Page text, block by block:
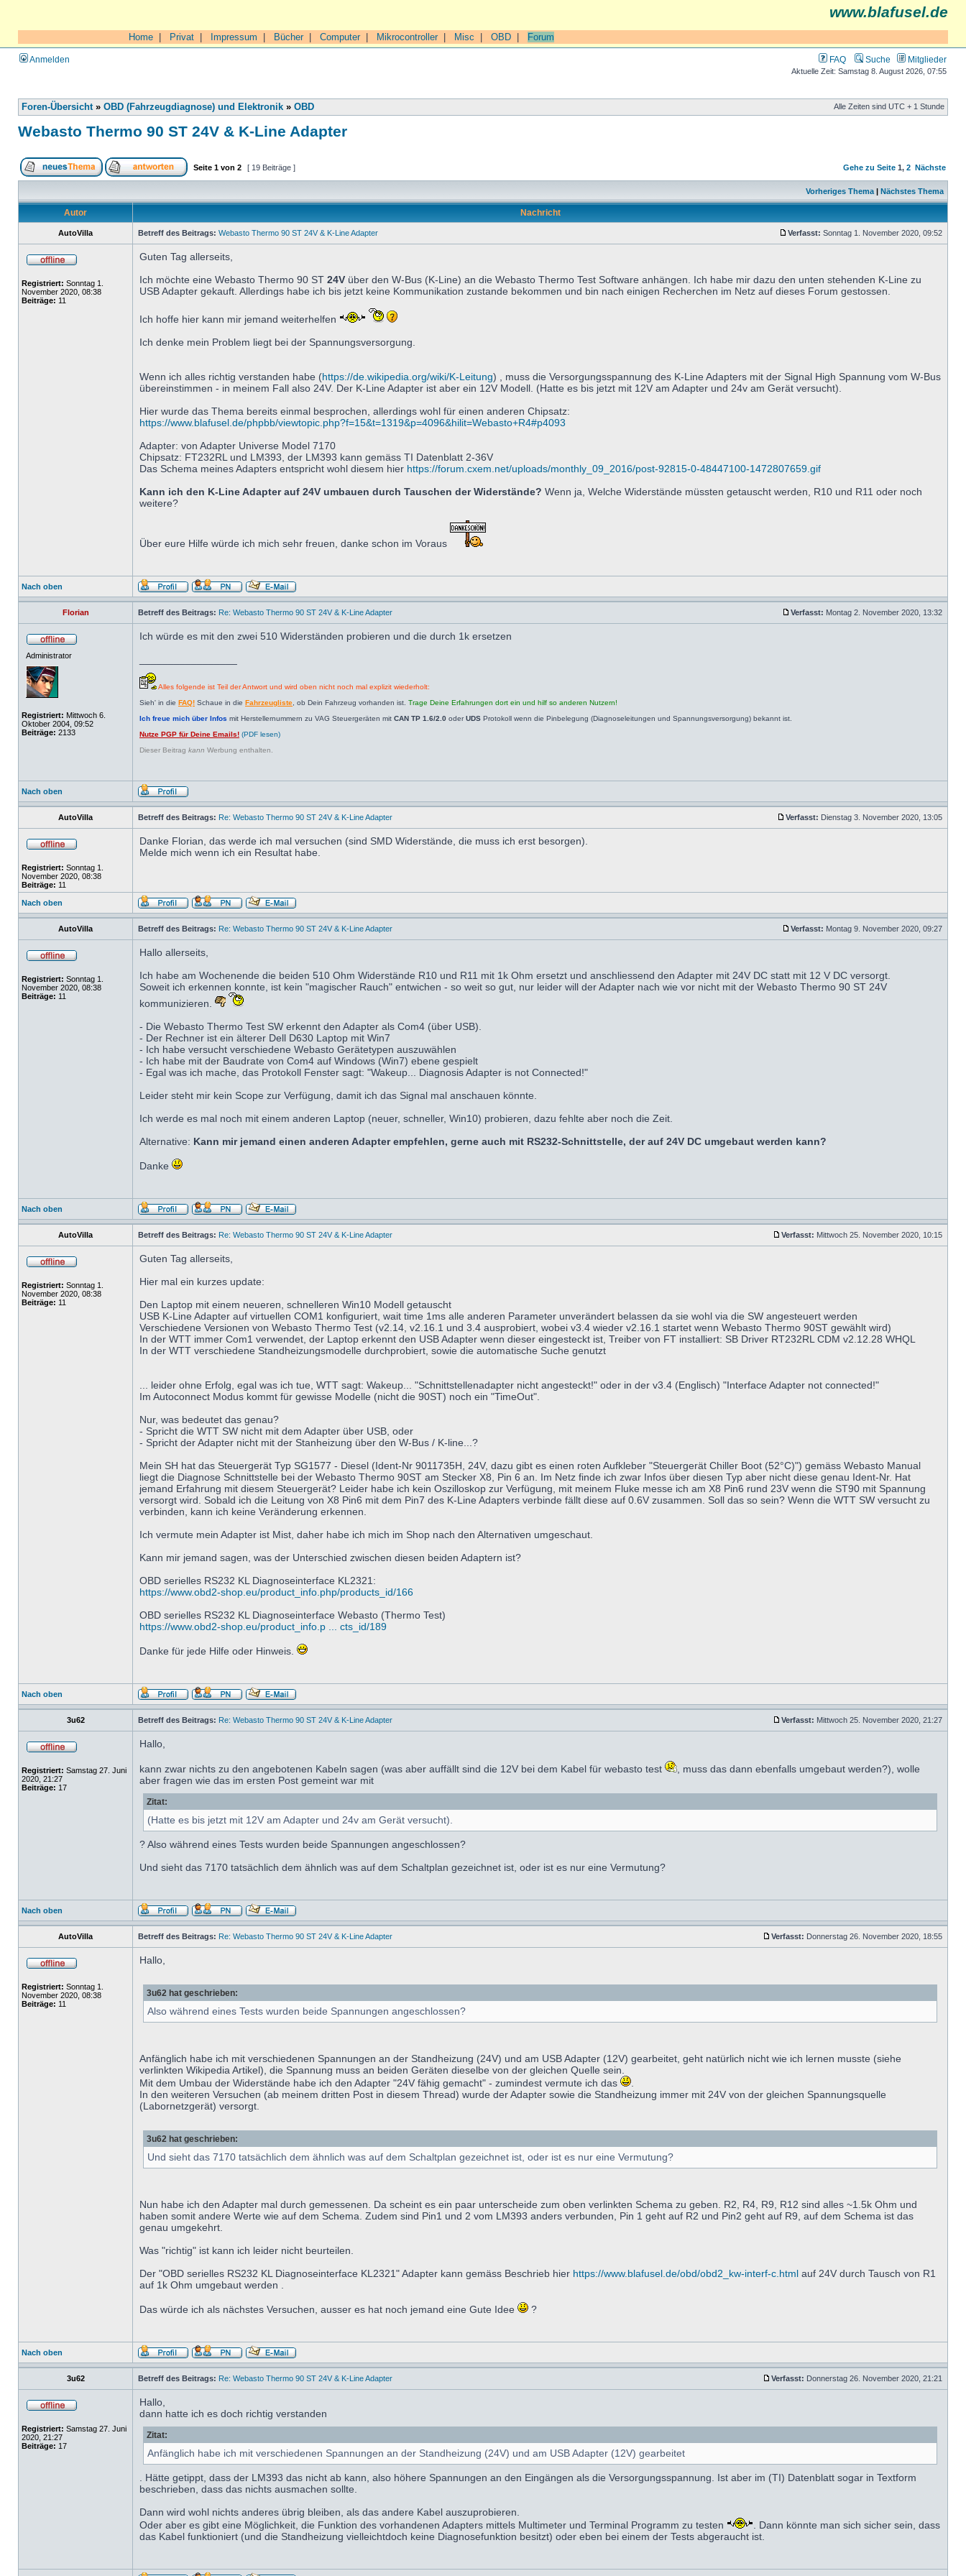
www.blafusel.de
Home Privat Impressum Bücher| Computer| Mikrocontroller| Misc OBD Forum
Anmelden FAQ Suche Mitglieder
Aktuelle Zeit: Samstag 8. August 2026, 07:55
Foren-Übersicht» OBD (Fahrzeugdiagnose) und Elektronik » OBD Alle Zeiten sind UTC + 1 Stunde
Webasto Thermo 90 ST 24V & K-Line Adapter
Seite 1 von 2 [ 19 Beiträge ] Gehe zu Seite 1, 2 Nächste
Vorheriges Thema | Nächstes Thema
Autor Nachricht
AutoVilla Betreff des Beitrags: Webasto Thermo 90 ST 24V & K-Line Adapter Verfasst: Sonntag 1. November 2020, 09:52
Registriert: Sonntag 1.
November 2020, 08:38
Beiträge: 11
Guten Tag allerseits,
Ich möchte eine Webasto Thermo 90 ST 24V über den W-Bus (K-Line) an die Webasto Thermo Test Software anhängen. Ich habe mir dazu den unten stehenden K-Line zu
USB Adapter gekauft. Allerdings habe ich bis jetzt keine Kommunikation zustande bekommen und bin nach einigen Recherchen im Netz auf dieses Forum gestossen.
Ich hoffe hier kann mir jemand weiterhelfen
Ich denke mein Problem liegt bei der Spannungsversorgung.
Wenn ich alles richtig verstanden habe (https://de.wikipedia.org/wiki/K-Leitung) , muss die Versorgungsspannung des K-Line Adapters mit der Signal High Spannung vom W-Bus
übereinstimmen - in meinem Fall also 24V. Der K-Line Adapter ist aber ein 12V Modell. (Hatte es bis jetzt mit 12V am Adapter und 24v am Gerät versucht).
Hier wurde das Thema bereits einmal besprochen, allerdings wohl für einen anderen Chipsatz:
https://www.blafusel.de/phpbb/viewtopic.php?f=15&t=1319&p=4096&hilit=Webasto+R4#p4093
Adapter: von Adapter Universe Model 7170
Chipsatz: FT232RL und LM393, der LM393 kann gemäss TI Datenblatt 2-36V
Das Schema meines Adapters entspricht wohl diesem hier https://forum.cxem.net/uploads/monthly_09_2016/post-92815-0-48447100-1472807659.gif
Kann ich den K-Line Adapter auf 24V umbauen durch Tauschen der Widerstände? Wenn ja, Welche Widerstände müssten getauscht werden, R10 und R11 oder noch
weitere?
Über eure Hilfe würde ich mich sehr freuen, danke schon im Voraus
Nach oben
Florian Betreff des Beitrags: Re: Webasto Thermo 90 ST 24V & K-Line Adapter Verfasst: Montag 2. November 2020, 13:32
Administrator
Registriert: Mittwoch 6.
Oktober 2004, 09:52
Beiträge: 2133
Ich würde es mit den zwei 510 Widerständen probieren und die durch 1k ersetzen
Alles folgende ist Teil der Antwort und wird oben nicht noch mal explizit wiederholt:
Sieh' in die FAQ! Schaue in die Fahrzeugliste , ob Dein Fahrzeug vorhanden ist. Trage Deine Erfahrungen dort ein und hilf so anderen Nutzern!
Ich freue mich über Infos mit Herstellernummern zu VAG Steuergeräten mit CAN TP 1.6/2.0 oderUDS Protokoll wenn die Pinbelegung (Diagnoseleitungen und Spannungsversorgung) bekannt ist.
Nutze PGP für Deine Emails! (PDF lesen)
Dieser Beitrag kann Werbung enthalten.
Nach oben
AutoVilla Betreff des Beitrags: Re: Webasto Thermo 90 ST 24V & K-Line Adapter Verfasst: Dienstag 3. November 2020, 13:05
Registriert: Sonntag 1.
November 2020, 08:38
Beiträge: 11
Danke Florian, das werde ich mal versuchen (sind SMD Widerstände, die muss ich erst besorgen).
Melde mich wenn ich ein Resultat habe.
Nach oben
AutoVilla Betreff des Beitrags: Re: Webasto Thermo 90 ST 24V & K-Line Adapter Verfasst: Montag 9. November 2020, 09:27
Registriert: Sonntag 1.
November 2020, 08:38
Beiträge: 11
Hallo allerseits,
Ich habe am Wochenende die beiden 510 Ohm Widerstände R10 und R11 mit 1k Ohm ersetzt und anschliessend den Adapter mit 24V DC statt mit 12 V DC versorgt.
Soweit ich erkennen konnte, ist kein "magischer Rauch" entwichen - so weit so gut, nur leider will der Adapter nach wie vor nicht mit der Webasto Thermo 90 ST 24V
kommunizieren.
- Die Webasto Thermo Test SW erkennt den Adapter als Com4 (über USB).
- Der Rechner ist ein älterer Dell D630 Laptop mit Win7
- Ich habe versucht verschiedene Webasto Gerätetypen auszuwählen
- Ich habe mit der Baudrate von Com4 auf Windows (Win7) ebene gespielt
- Egal was ich mache, das Protokoll Fenster sagt: "Wakeup... Diagnosis Adapter is not Connected!"
Leider steht mir kein Scope zur Verfügung, damit ich das Signal mal anschauen könnte.
Ich werde es mal noch mit einem anderen Laptop (neuer, schneller, Win10) probieren, dazu fehlte aber noch die Zeit.
Alternative: Kann mir jemand einen anderen Adapter empfehlen, gerne auch mit RS232-Schnittstelle, der auf 24V DC umgebaut werden kann?
Danke
Nach oben
AutoVilla Betreff des Beitrags: Re: Webasto Thermo 90 ST 24V & K-Line Adapter Verfasst: Mittwoch 25. November 2020, 10:15
Registriert: Sonntag 1.
November 2020, 08:38
Beiträge: 11
Guten Tag allerseits,
Hier mal ein kurzes update:
Den Laptop mit einem neueren, schnelleren Win10 Modell getauscht
USB K-Line Adapter auf virtuellen COM1 konfiguriert, wait time 1ms alle anderen Parameter unverändert belassen da sie wohl via die SW angesteuert werden
Verschiedene Versionen von Webasto Thermo Test (v2.14, v2.16.1 und 3.4 ausprobiert, wobei v3.4 wieder v2.16.1 startet wenn Webasto Thermo 90ST gewählt wird)
In der WTT immer Com1 verwendet, der Laptop erkennt den USB Adapter wenn dieser eingesteckt ist, Treiber von FT installiert: SB Driver RT232RL CDM v2.12.28 WHQL
In der WTT verschiedene Standheizungsmodelle durchprobiert, sowie die automatische Suche genutzt
... leider ohne Erfolg, egal was ich tue, WTT sagt: Wakeup... "Schnittstellenadapter nicht angesteckt!" oder in der v3.4 (Englisch) "Interface Adapter not connected!"
Im Autoconnect Modus kommt für gewisse Modelle (nicht die 90ST) noch ein "TimeOut".
Nur, was bedeutet das genau?
- Spricht die WTT SW nicht mit dem Adapter über USB, oder
- Spricht der Adapter nicht mit der Stanheizung über den W-Bus / K-line...?
Mein SH hat das Steuergerät Typ SG1577 - Diesel (Ident-Nr 9011735H, 24V, dazu gibt es einen roten Aufkleber "Steuergerät Chiller Boot (52°C)") gemäss Webasto Manual
liegt die Diagnose Schnittstelle bei der Webasto Thermo 90ST am Stecker X8, Pin 6 an. Im Netz finde ich zwar Infos über diesen Typ aber nicht diese genau Ident-Nr. Hat
jemand Erfahrung mit diesem Steuergerät? Leider habe ich kein Oszilloskop zur Verfügung, mit meinem Fluke messe ich am X8 Pin6 rund 23V wenn die ST90 mit Spannung
versorgt wird. Sobald ich die Leitung von X8 Pin6 mit dem Pin7 des K-Line Adapters verbinde fällt diese auf 0.6V zusammen. Soll das so sein? Wenn die WTT SW versucht zu
verbinden, kann ich keine Veränderung erkennen.
Ich vermute mein Adapter ist Mist, daher habe ich mich im Shop nach den Alternativen umgeschaut.
Kann mir jemand sagen, was der Unterschied zwischen diesen beiden Adaptern ist?
OBD serielles RS232 KL Diagnoseinterface KL2321:
https://www.obd2-shop.eu/product_info.php/products_id/166
OBD serielles RS232 KL Diagnoseinterface Webasto (Thermo Test)
https://www.obd2-shop.eu/product_info.p ... cts_id/189
Danke für jede Hilfe oder Hinweis.
Nach oben
3u62 Betreff des Beitrags: Re: Webasto Thermo 90 ST 24V & K-Line Adapter Verfasst: Mittwoch 25. November 2020, 21:27
Registriert: Samstag 27. Juni
2020, 21:27
Beiträge: 17
Hallo,
kann zwar nichts zu den angebotenen Kabeln sagen (was aber auffällt sind die 12V bei dem Kabel für webasto test
, muss das dann ebenfalls umgebaut werden?), wolle
aber fragen wie das im ersten Post gemeint war mit
Zitat:
(Hatte es bis jetzt mit 12V am Adapter und 24v am Gerät versucht).
? Also während eines Tests wurden beide Spannungen angeschlossen?
Und sieht das 7170 tatsächlich dem ähnlich was auf dem Schaltplan gezeichnet ist, oder ist es nur eine Vermutung?
Nach oben
AutoVilla Betreff des Beitrags: Re: Webasto Thermo 90 ST 24V & K-Line Adapter Verfasst: Donnerstag 26. November 2020, 18:55
Registriert: Sonntag 1.
November 2020, 08:38
Beiträge: 11
Hallo,
3u62 hat geschrieben:
Also während eines Tests wurden beide Spannungen angeschlossen?
Anfänglich habe ich mit verschiedenen Spannungen an der Standheizung (24V) und am USB Adapter (12V) gearbeitet, geht natürlich nicht wie ich lernen musste (siehe
verlinkten Wikipedia Artikel), die Spannung muss an beiden Geräten dieselbe von der gleichen Quelle sein.
Mit dem Umbau der Widerstände habe ich den Adapter "24V fähig gemacht" - zumindest vermute ich das
In den weiteren Versuchen (ab meinem dritten Post in diesem Thread) wurde der Adapter sowie die Standheizung immer mit 24V von der gleichen Spannungsquelle
(Labornetzgerät) versorgt.
3u62 hat geschrieben:
Und sieht das 7170 tatsächlich dem ähnlich was auf dem Schaltplan gezeichnet ist, oder ist es nur eine Vermutung?
Nun habe ich den Adapter mal durch gemessenen. Da scheint es ein paar unterscheide zum oben verlinkten Schema zu geben. R2, R4, R9, R12 sind alles ~1.5k Ohm und
haben somit andere Werte wie auf dem Schema. Zudem sind Pin1 und 2 vom LM393 anders verbunden, Pin 1 geht auf R2 und Pin2 geht auf R9, auf dem Schema ist das
genau umgekehrt.
Was "richtig" ist kann ich leider nicht beurteilen.
Der "OBD serielles RS232 KL Diagnoseinterface KL2321" Adapter kann gemäss Beschrieb hier https://www.blafusel.de/obd/obd2_kw-interf-c.html auf 24V durch Tausch von R1
auf 1k Ohm umgebaut werden .
Das würde ich als nächstes Versuchen, ausser es hat noch jemand eine Gute Idee ?
Nach oben
3u62 Betreff des Beitrags: Re: Webasto Thermo 90 ST 24V & K-Line Adapter Verfasst: Donnerstag 26. November 2020, 21:21
Registriert: Samstag 27. Juni
2020, 21:27
Beiträge: 17
Hallo,
dann hatte ich es doch richtig verstanden
Zitat:
Anfänglich habe ich mit verschiedenen Spannungen an der Standheizung (24V) und am USB Adapter (12V) gearbeitet
. Hätte getippt, dass der LM393 das nicht ab kann, also höhere Spannungen an den Eingängen als die Versorgungsspannung. Ist aber im (TI) Datenblatt sogar in Textform
beschrieben, dass das nichts ausmachen sollte.
Dann wird wohl nichts anderes übrig bleiben, als das andere Kabel auszuprobieren.
Oder aber es gibt eine Möglichkeit, die Funktion des vorhandenen Adapters mittels Multimeter und Terminal Programm zu testen
. Dann könnte man sich sicher sein, dass
das Kabel funktioniert (und die Standheizung vielleichtdoch keine Diagnosefunktion besitzt) oder eben bei einem der Tests abgeraucht ist.